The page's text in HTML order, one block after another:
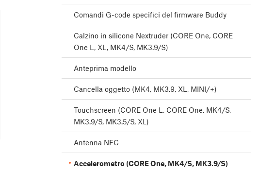
Comandi G-code specifici del firmware Buddy
Calzino in silicone Nextruder (CORE One, CORE
One L, XL, MK4/S, MK3.9/S)
Anteprima modello
Cancella oggetto (MK4, MK3.9, XL, MINI/+)
Touchscreen (CORE One L, CORE One, MK4/S,
MK3.9/S, MK3.5/S, XL)
Antenna NFC
Accelerometro (CORE One, MK4/S, MK3.9/S)